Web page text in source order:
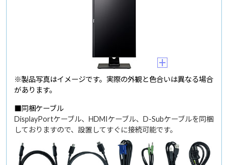
※製品写真はイメージです。実際の外観と色合いは異なる場合
があります。
■同梱ケーブル
DisplayPortケーブル、HDMIケーブル、D-Subケーブルを同梱
しておりますので、設置してすぐに接続可能です。